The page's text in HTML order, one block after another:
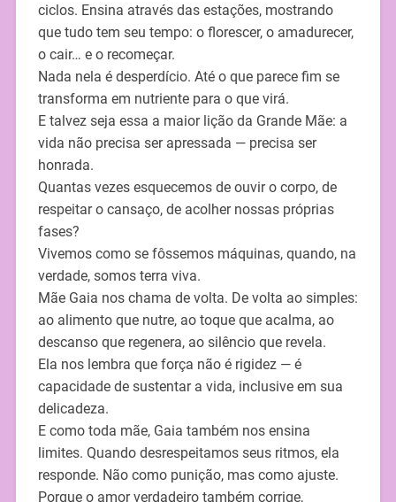
ciclos. Ensina através das estações, mostrando
que tudo tem seu tempo: o florescer, o amadurecer,
o cair… e o recomeçar.
Nada nela é desperdício. Até o que parece fim se
transforma em nutriente para o que virá.
E talvez seja essa a maior lição da Grande Mãe: a
vida não precisa ser apressada — precisa ser
honrada.
Quantas vezes esquecemos de ouvir o corpo, de
respeitar o cansaço, de acolher nossas próprias
fases?
Vivemos como se fôssemos máquinas, quando, na
verdade, somos terra viva.
Mãe Gaia nos chama de volta. De volta ao simples:
ao alimento que nutre, ao toque que acalma, ao
descanso que regenera, ao silêncio que revela.
Ela nos lembra que força não é rigidez — é
capacidade de sustentar a vida, inclusive em sua
delicadeza.
E como toda mãe, Gaia também nos ensina
limites. Quando desrespeitamos seus ritmos, ela
responde. Não como punição, mas como ajuste.
Porque o amor verdadeiro também corrige,